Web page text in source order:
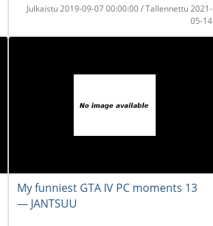
Julkaistu 2019-09-07 00:00:00 / Tallennettu 2021-
05-14
My funniest GTA IV PC moments 13
― JANTSUU